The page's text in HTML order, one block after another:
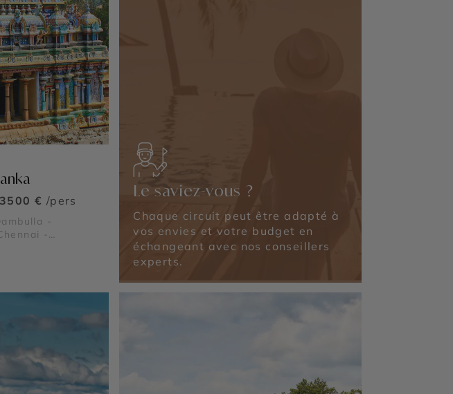
3500 € /pers
-
-
Le saviez-vous ?
Chaque circuit peut être adapté à
vos envies et votre budget en
échangeant avec nos conseillers
experts.